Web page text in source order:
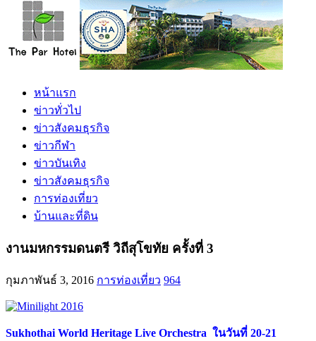
หน้าแรก
ข่าวทั่วไป
ข่าวสังคมธุรกิจ
ข่าวกีฬา
ข่าวบันเทิง
ข่าวสังคมธุรกิจ
การท่องเที่ยว
บ้านและที่ดิน
งานมหกรรมดนตรี วิถีสุโขทัย ครั้งที่ 3
กุมภาพันธ์ 3, 2016 การท่องเที่ยว 964
Sukhothai World Heritage Live Orchestra ในวันที่ 20-21